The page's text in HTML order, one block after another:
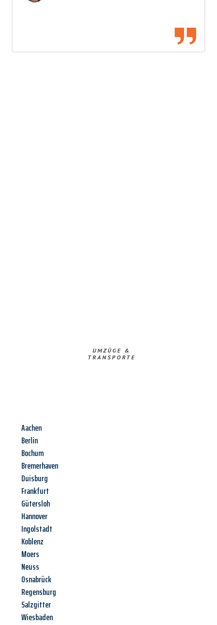
UMZÜGE &
TRANSPORTE
Aachen
Berlin
Bochum
Bremerhaven
Duisburg
Frankfurt
Gütersloh
Hannover
Ingolstadt
Koblenz
Moers
Neuss
Osnabrück
Regensburg
Salzgitter
Wiesbaden